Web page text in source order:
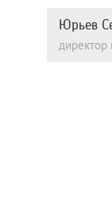
Юрьев
директор